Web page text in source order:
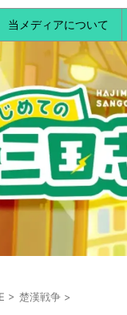
当メディアについて
> 楚漢戦争 >